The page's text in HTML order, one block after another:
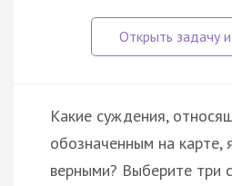
Какие суждения,
обозначенным на карте,
верными? Выберите три